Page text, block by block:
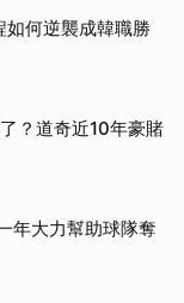
何逆襲成韓職勝
？道奇近10年豪賭
年大力幫助球隊奪